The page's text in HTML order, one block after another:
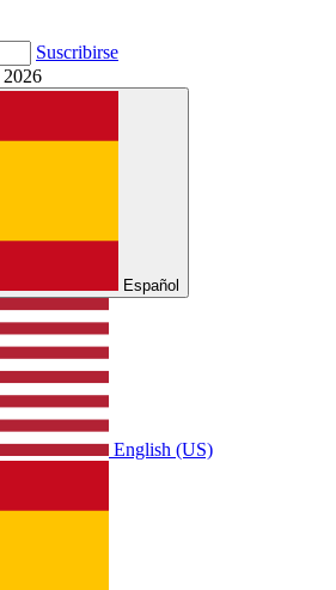
Suscribirse
Español
English (US)